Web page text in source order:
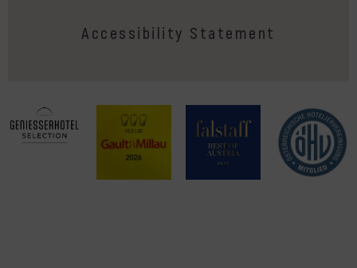
Accessibility Statement